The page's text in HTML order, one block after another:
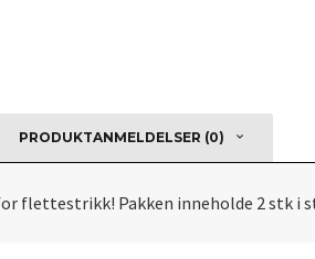
PRODUKTANMELDELSER (0)
flettestrikk! Pakken inneholde 2 stk i